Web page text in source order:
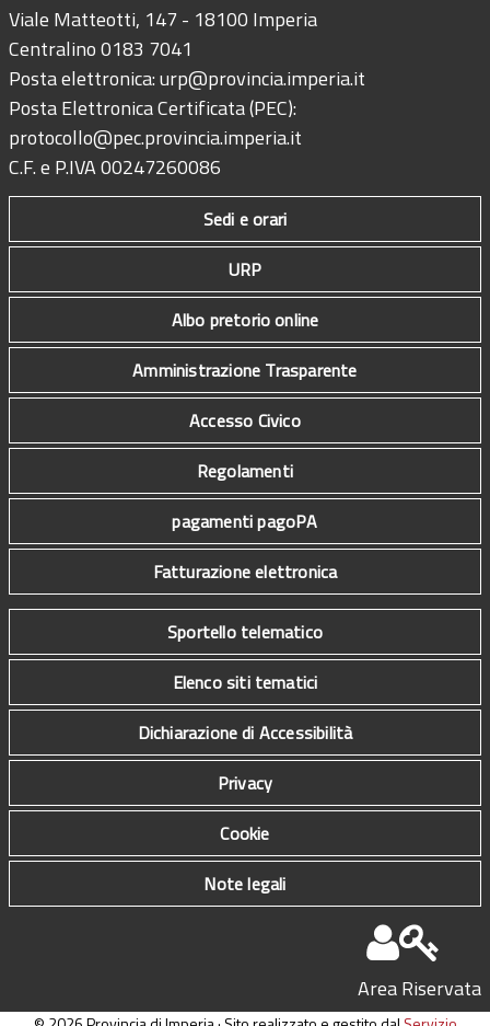
Viale Matteotti, 147 - 18100 Imperia
Centralino 0183 7041
Posta elettronica:urp@provincia.imperia.it
Posta Elettronica Certificata (PEC):
protocollo@pec.provincia.imperia.it
C.F. e P.IVA 00247260086
Sedi e orari
URP
Albo pretorio online
Amministrazione Trasparente
Accesso Civico
Regolamenti
pagamenti pagoPA
Fatturazione elettronica
Sportello telematico
Elenco siti tematici
Dichiarazione di Accessibilità
Privacy
Cookie
Note legali
Area Riservata